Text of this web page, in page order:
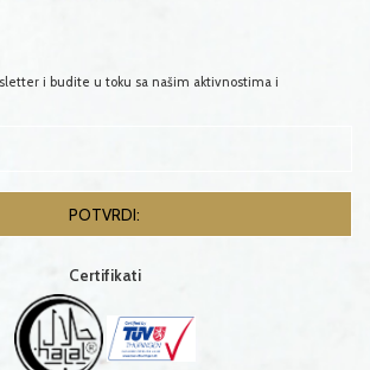
i budite u toku sa našim aktivnostima i
Certifikati